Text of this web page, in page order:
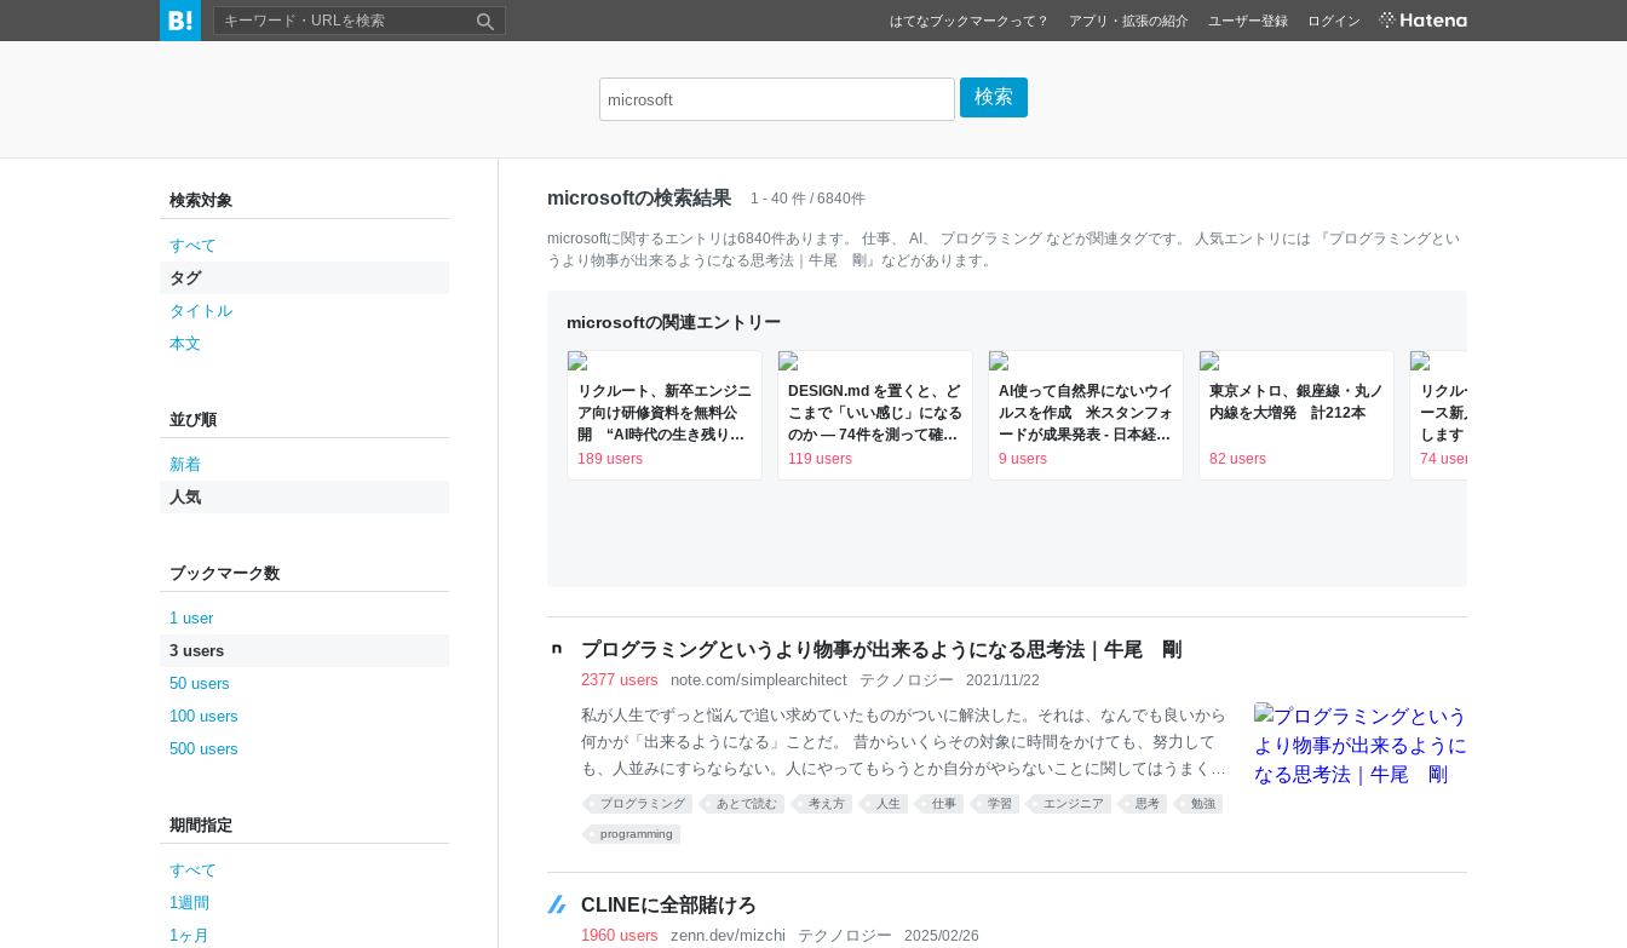
はてなブックマークって？ アプリ・拡張の紹介 ユーザー登録 ログイン
検索対象
すべて
タグ
タイトル
本文
並び順
新着
人気
ブックマーク数
1 user
3 users
50 users
100 users
500 users
期間指定
すべて
1週間
1ヶ月
microsoftの検索結果 1 - 40 件 / 6840件
microsoftに関するエントリは6840件あります。 仕事 AI プログラミング などが関連タグです。 人気エントリには
『プログラミングとい
うより物事が出来るようになる思考法｜牛尾 剛』 などがあります。
microsoftの関連エントリー
リクルート、新卒エンジニ
ア向け研修資料を無料公
開 “AI時代の生き残り
方”など紹介する13本
189 users
DESIGN.md を置くと、ど
こまで「いい感じ」になる
のか — 74件を測って確か
めた
119 users
AI使って自然界にないウイ
ルスを作成 米スタンフォ
ードが成果発表 - 日本経済
新聞
9 users
東京メトロ、銀座線・丸ノ
内線を大増発 計212本
82 users
リクルートのエンジニアコ
ース新人研修の内容を公開
します！（2026年度版） |
リクルート テックブログ
74 users
プログラミングというより物事が出来るようになる思考法｜牛尾 剛
2377 users note.com/simplearchitect テクノロジー 2021/11/22
私が人生でずっと悩んで追い求めていたものがついに解決した。それは、なんでも良いから
何かが「出来るようになる」ことだ。 昔からいくらその対象に時間をかけても、努力して
も、人並みにすらならない。人にやってもらうとか自分がやらないことに関してはうまくい
くのだが、自分が何かが出来るようになるということに関しては人生５０年目だが、絶望的
解決方法私はクソ不器用で、なにやってもできないので、人生で出来たらいいことを２つだ
け定めた。ギター演奏と、プログラミング。ギター演奏に関しては少し前に解決した。根本
的な問題を一つ上げるとすると、「ゆっくりから、メトロノームで練習する」これだけだ。
プログラミング あとで読む 考え方 人生 仕事 学習 エンジニア 思考 勉強
programming
CLINEに全部賭けろ
1960 users zenn.dev/mizchi テクノロジー 2025/02/26